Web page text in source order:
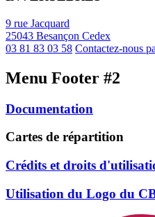
9 rue Jacquard
25043 Besançon Cedex
03 81 83 03 58 Contactez-nous
Menu Footer #2
Documentation
Cartes de répartition
Crédits et droits
Utilisation du Logo du